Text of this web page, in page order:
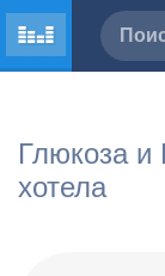
Глюкоза
хотела